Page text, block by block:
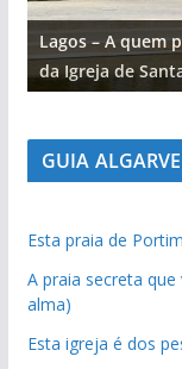
Lagos – A quem
da Igreja de
GUIA ALGARVE
Esta praia de
A praia secreta
alma)
Esta igreja é dos